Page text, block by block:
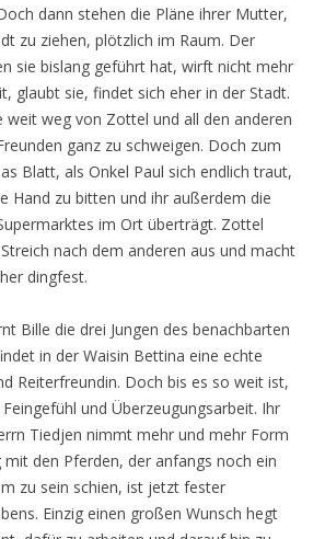
dann stehen die Pläne ihrer Mutter,
zu ziehen, plötzlich im Raum. Der
sie bislang geführt hat, wirft nicht mehr
glaubt sie, findet sich eher in der Stadt.
weit weg von Zottel und all den anderen
ganz zu schweigen. Doch zum
Blatt, als Onkel Paul sich endlich traut,
Hand zu bitten und ihr außerdem die
im Ort überträgt. Zottel
nach dem anderen aus und macht
dingfest.
Bille die drei Jungen des benachbarten
in der Waisin Bettina eine echte
Reiterfreundin. Doch bis es so weit ist,
und Überzeugungsarbeit. Ihr
Tiedjen nimmt mehr und mehr Form
den Pferden, der anfangs noch ein
zu sein schien, ist jetzt fester
Einzig einen großen Wunsch hegt